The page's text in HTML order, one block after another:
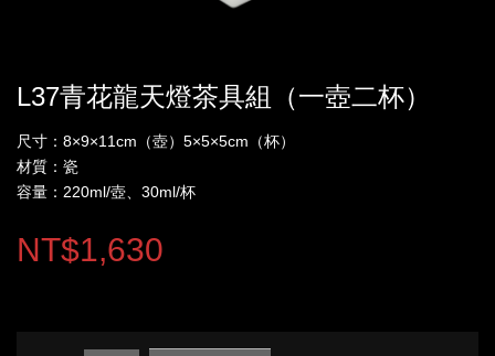
L37青花龍天燈茶具組（一壺二杯）
尺寸：8×9×11cm（壺）5×5×5cm（杯）
材質：瓷
容量：220ml/壺、30ml/杯
NT$1,630